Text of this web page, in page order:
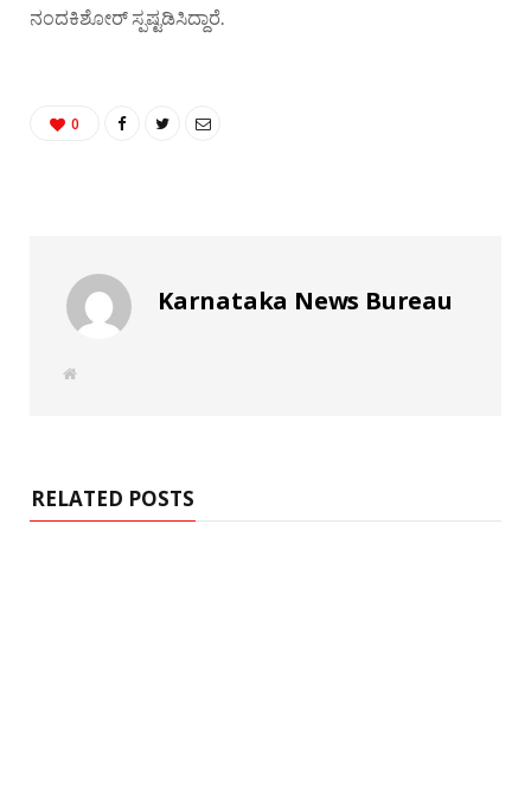
ನಂದಕಿಶೋರ್ ಸ್ಪಷ್ಟಡಿಸಿದ್ದಾರೆ.
0
Karnataka News Bureau
W
RELATED POSTS